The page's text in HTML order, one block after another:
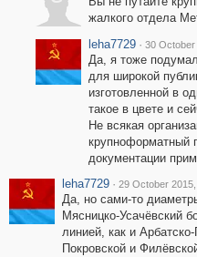
жалкого отдела
leha7729 · 30 October
Да, я тоже
для широкой
изготовленной в
такое в цвете и
Не всякая
крупноформатный
документации
leha7729 · 29 October
Да, но сами-то
Мясницко-Усачёвский
линией, как и
Покровской и